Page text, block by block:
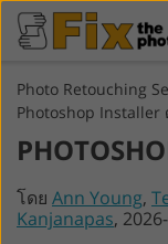
Photo Retouching
Photoshop Installer
โดย Ann Young,
Kanjanapas,